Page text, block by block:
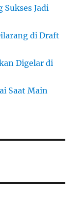
Sukses Jadi
di Draft
Digelar di
Saat Main